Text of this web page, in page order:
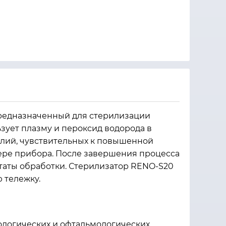
для стерилизации
плазму и пероксид водорода в
чувствительных к повышенной
прибора. После завершения процесса
обработки. Стерилизатор RENO-S20
тележку.